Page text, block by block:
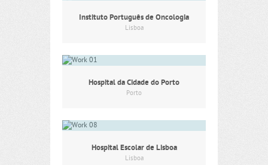
Instituto Português de Oncologia
Lisboa
Hospital da Cidade do Porto
Porto
Hospital Escolar de Lisboa
Lisboa